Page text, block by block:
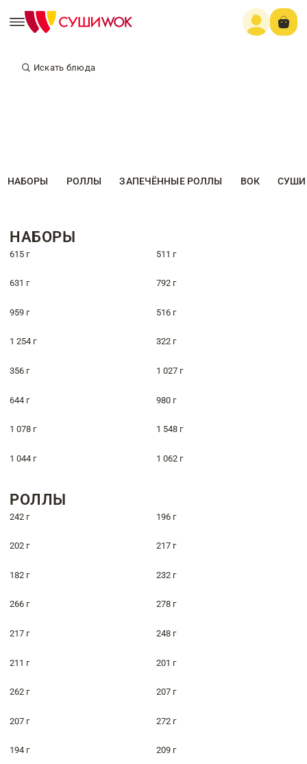
Искать блюда
НАБОРЫ РОЛЛЫ ЗАПЕЧЁННЫЕ РОЛЛЫ ВОК СУШИ
НАБОРЫ
615 г 511 г
631 г 792 г
959 г 516 г
1 254 г 322 г
356 г 1 027 г
644 г 980 г
1 078 г 1 548 г
1 044 г 1 062 г
РОЛЛЫ
242 г 196 г
202 г 217 г
182 г 232 г
266 г 278 г
217 г 248 г
211 г 201 г
262 г 207 г
207 г 272 г
194 г 209 г